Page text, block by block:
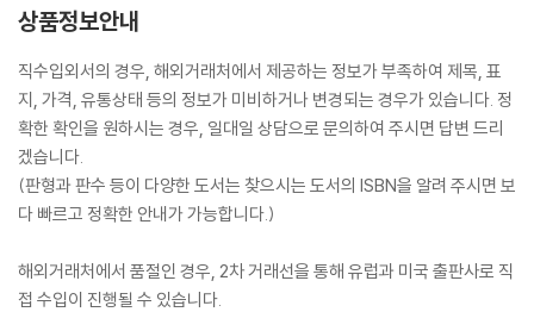
상품정보안내
직수입외서의 경우, 해외거래처에서 제공하는 정보가 부족하여 제목, 표
지, 가격, 유통상태 등의 정보가 미비하거나 변경되는 경우가 있습니다. 정
확한 확인을 원하시는 경우, 일대일 상담으로 문의하여 주시면 답변 드리
겠습니다.
(판형과 판수 등이 다양한 도서는 찾으시는 도서의 ISBN을 알려 주시면 보
다 빠르고 정확한 안내가 가능합니다.)
해외거래처에서 품절인 경우, 2차 거래선을 통해 유럽과 미국 출판사로 직
접 수입이 진행될 수 있습니다.